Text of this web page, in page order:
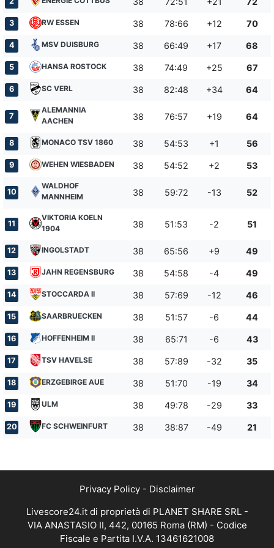
3 RW ESSEN 38 78:66 +12 70
4 MSV DUISBURG 38 66:49 +17 68
5 HANSA ROSTOCK 38 74:49 +25 67
6 SC VERL 38 82:48 +34 64
7
ALEMANNIA
AACHEN
38 76:57 +19 64
8 MONACO TSV 1860 38 54:53 +1 56
9 WEHEN WIESBADEN 38 54:52 +2 53
10
WALDHOF
MANNHEIM
38 59:72 -13 52
11
VIKTORIA KOELN
1904
38 51:53 -2 51
12 INGOLSTADT 38 65:56 +9 49
13 JAHN REGENSBURG 38 54:58 -4 49
14 STOCCARDA II 38 57:69 -12 46
15 SAARBRUECKEN 38 51:57 -6 44
16 HOFFENHEIM II 38 65:71 -6 43
17 TSV HAVELSE 38 57:89 -32 35
18 ERZGEBIRGE AUE 38 51:70 -19 34
19 ULM 38 49:78 -29 33
20 FC SCHWEINFURT 38 38:87 -49 21
Privacy Policy- Disclaimer
Livescore24.it di proprietà di PLANET SHARE SRL -
VIA ANASTASIO II, 442, 00165 Roma (RM) - Codice
Fiscale e Partita I.V.A. 13461621008